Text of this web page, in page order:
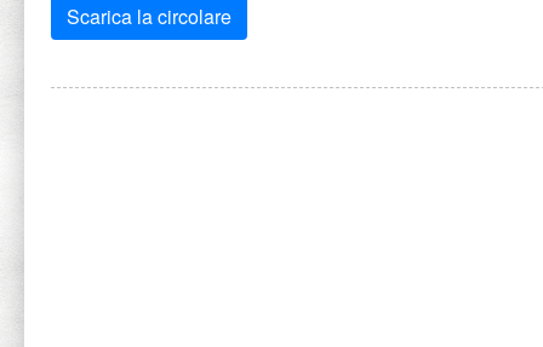
Scarica la circolare